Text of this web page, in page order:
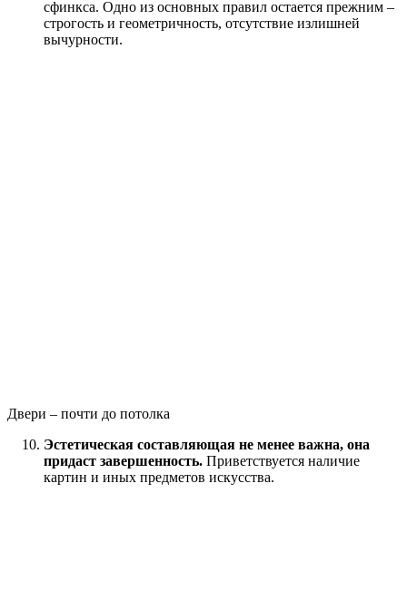
сфинкса. Одно из основных правил остается прежним –
строгость и геометричность, отсутствие излишней
вычурности.
Двери – почти до потолка
Эстетическая составляющая не менее важна, она
придаст завершенность. Приветствуется наличие
картин и иных предметов искусства.